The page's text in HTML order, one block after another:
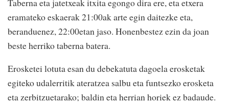
eramateko eskaerak 21:00ak arte egin daitezke eta,
beranduenez, 22:00etan jaso. Honenbestez ezin da joan
beste herriko taberna batera.
Erosketei lotuta esan du debekatuta dagoela erosketak
egiteko udalerritik ateratzea salbu eta funtsezko erosketa
eta zerbitzuetarako; baldin eta herrian horiek ez badaude.